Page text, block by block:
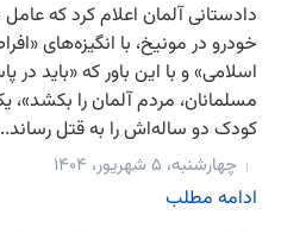
دادستانی آلمان اعلام کرد که عامل
خودرو در مونیخ، با انگیزه‌های
اسلامی» و با این باور که «باید در
مسلمانان، مردم آلمان را بکشد»،
کودک دو ساله‌اش را به قتل
چهارشنبه، ۵ شهریور، ۱۴۰۴
ادامه مطلب